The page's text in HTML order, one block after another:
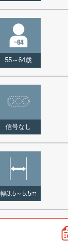
55～64歳
信号なし
幅3.5～5.5m